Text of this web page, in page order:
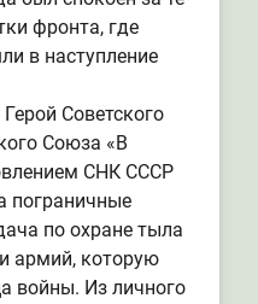
фронта, где
в наступление
Советского
Союза «В
СНК СССР
пограничные
по охране тыла
армий, которую
войны. Из личного